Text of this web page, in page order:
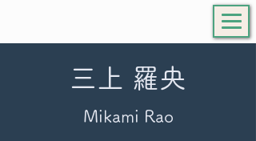
三上 羅央
Mikami Rao